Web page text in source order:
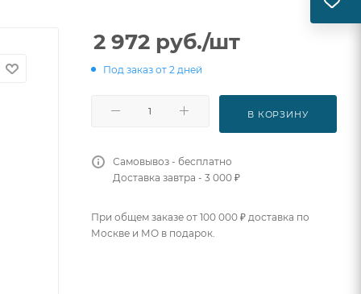
2 972 руб./шт
Под заказ от 2 дней
В КОРЗИНУ
Самовывоз - бесплатно
Доставка завтра - 3 000 ₽
При общем заказе от 100 000 ₽ доставка по
Москве и МО в подарок.